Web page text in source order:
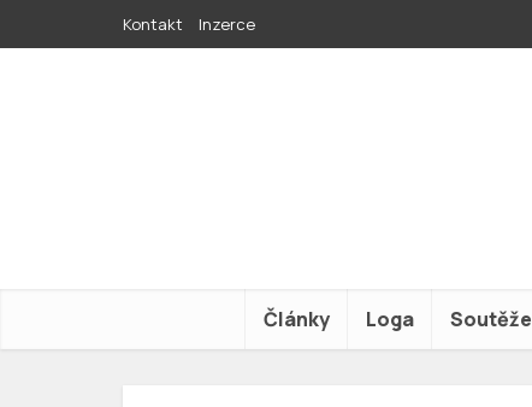
Kontakt Inzerce
Články Loga Soutěže